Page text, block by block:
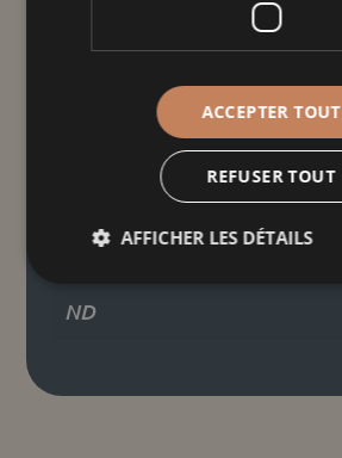
Informations
complémentaires
ND
ACCEPTER TOUT
REFUSER TOUT
AFFICHER LES DÉTAILS